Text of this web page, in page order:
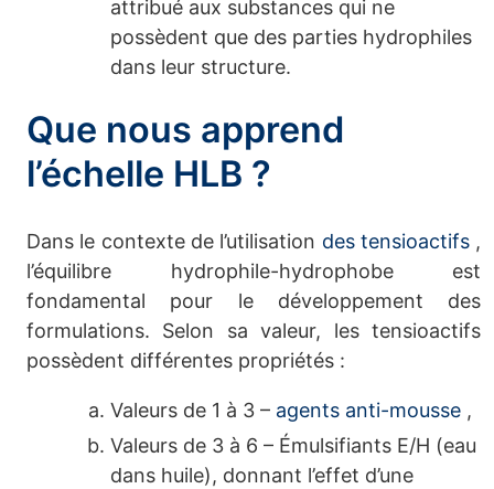
attribué aux substances qui ne
possèdent que des parties hydrophiles
dans leur structure.
Que nous apprend
l’échelle HLB ?
Dans le contexte de l’utilisation des tensioactifs,
l’équilibre hydrophile-hydrophobe est
fondamental pour le développement des
formulations. Selon sa valeur, les tensioactifs
possèdent différentes propriétés :
Valeurs de 1 à 3 – agents anti-mousse ,
Valeurs de 3 à 6 – Émulsifiants E/H (eau
dans huile), donnant l’effet d’une